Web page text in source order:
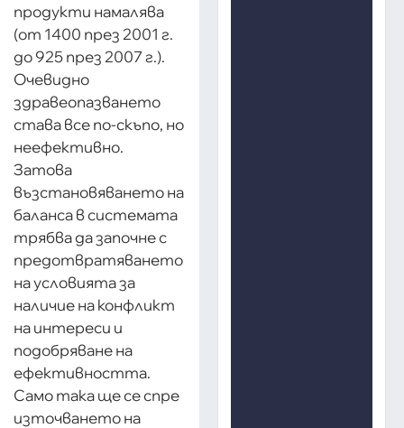
продукти намалява
(от 1400 през 2001 г.
до 925 през 2007 г.).
Очевидно
здравеопазването
става все по-скъпо, но
неефективно.
Затова
възстановяването на
баланса в системата
трябва да започне с
предотвратяването
на условията за
наличие на конфликт
на интереси и
подобряване на
ефективността.
Само така ще се спре
източването на